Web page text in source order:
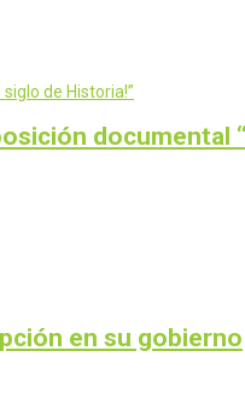
documental
en su gobierno